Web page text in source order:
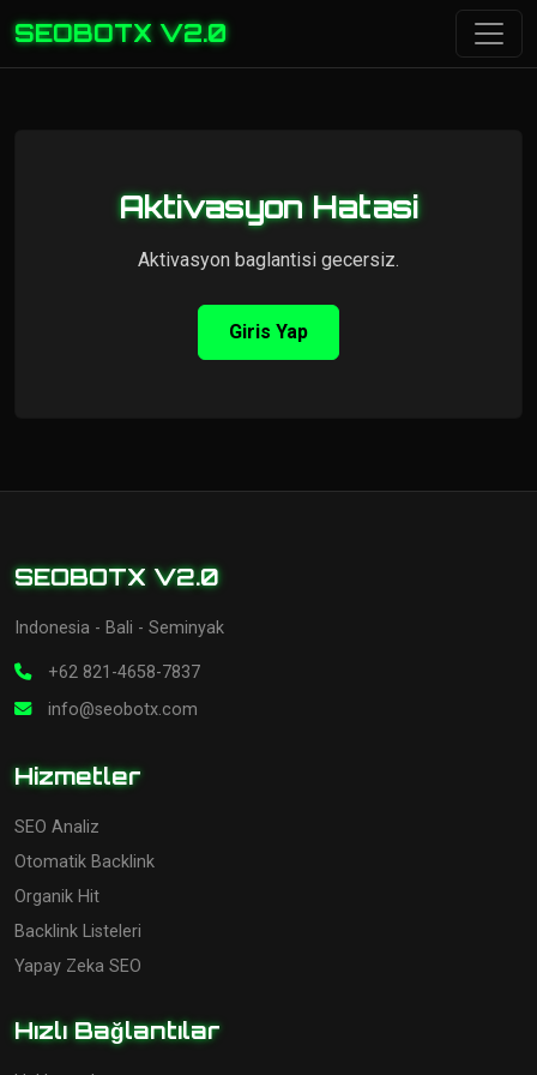
SEOBOTX V2.0
Aktivasyon Hatasi
Aktivasyon baglantisi gecersiz.
Giris Yap
SEOBOTX V2.0
Indonesia - Bali - Seminyak
+62 821-4658-7837
info@seobotx.com
Hizmetler
SEO Analiz
Otomatik Backlink
Organik Hit
Backlink Listeleri
Yapay Zeka SEO
Hızlı Bağlantılar